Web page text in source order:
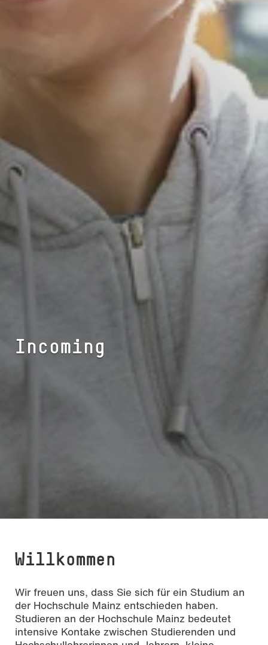
Incoming
Willkommen
Wir freuen uns, dass Sie sich für ein Studium an
der Hochschule Mainz entschieden haben.
Studieren an der Hochschule Mainz bedeutet
intensive Kontake zwischen Studierenden und